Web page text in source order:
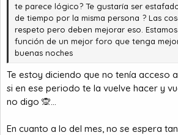
te parece lógico? Te gustaría ser
de tiempo por la misma persona ? Las
respeto pero deben mejorar eso.
función de un mejor foro que tenga
buenas noches
Te estoy diciendo que no tenía acceso
si en ese periodo te la vuelve hacer y
no digo 🙊...
En cuanto a lo del mes, no se espera